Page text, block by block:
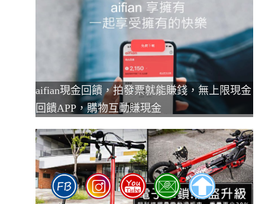
aifian現金回饋，拍發票就能賺錢，無上限現金
回饋APP，購物互動賺現金